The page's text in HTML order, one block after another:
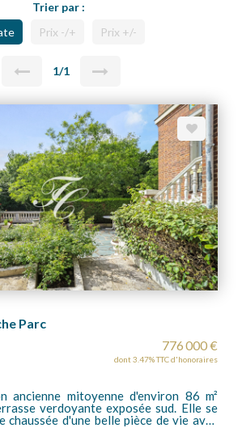
Trier par :
Prix -/+ Prix +/-
1/1
Parc
776 000 €
dont 3.47% TTC d'honoraires
ancienne mitoyenne d'environ 86 m²
verdoyante exposée sud. Elle se
chaussée d'une belle pièce de vie avec